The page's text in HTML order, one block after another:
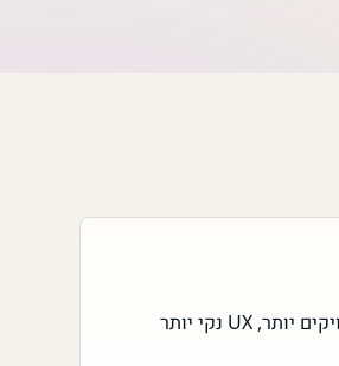
שדרוג אתרים לעסקים עם אתר קיים שצריך מסרים מדויקים יותר, UX נקי יותר